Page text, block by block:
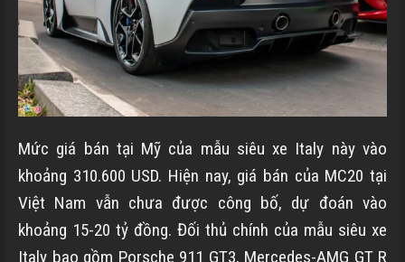
Mức giá bán tại Mỹ của mẫu siêu xe Italy này vào
khoảng 310.600 USD. Hiện nay, giá bán của MC20 tại
Việt Nam vẫn chưa được công bố, dự đoán vào
khoảng 15-20 tỷ đồng. Đối thủ chính của mẫu siêu xe
Italy bao gồm Porsche 911 GT3, Mercedes-AMG GT R